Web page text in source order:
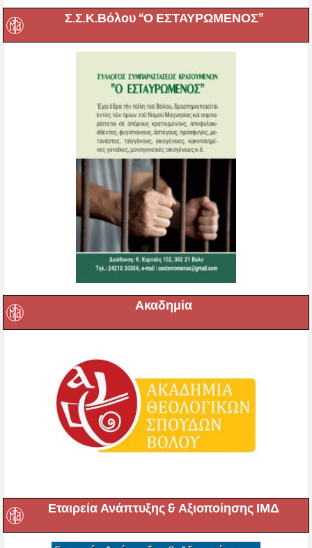
Σ.Σ.Κ.Βόλου “Ο ΕΣΤΑΥΡΩΜΕΝΟΣ”
Ακαδημία
Εταιρεία Ανάπτυξης & Αξιοποίησης ΙΜΔ